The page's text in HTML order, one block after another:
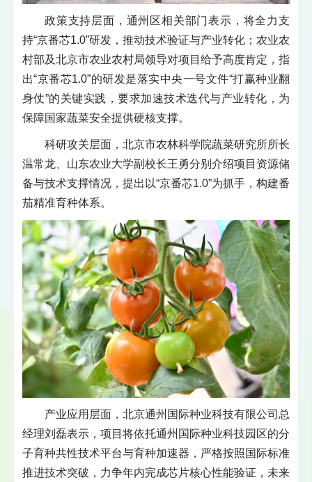
政策支持层面，通州区相关部门表示，将全力支
持“京番芯1.0”研发，推动技术验证与产业转化；农业农
村部及北京市农业农村局领导对项目给予高度肯定，指
出“京番芯1.0”的研发是落实中央一号文件“打赢种业翻
身仗”的关键实践，要求加速技术迭代与产业转化，为
保障国家蔬菜安全提供硬核支撑。
科研攻关层面，北京市农林科学院蔬菜研究所所长
温常龙、山东农业大学副校长王勇分别介绍项目资源储
备与技术支撑情况，提出以“京番芯1.0”为抓手，构建番
茄精准育种体系。
产业应用层面，北京通州国际种业科技有限公司总
经理刘磊表示，项目将依托通州国际种业科技园区的分
子育种共性技术平台与育种加速器，严格按照国际标准
推进技术突破，力争年内完成芯片核心性能验证，未来